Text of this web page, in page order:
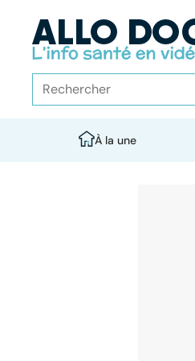
À la une